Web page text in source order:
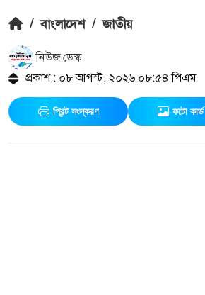
/ বাংলাদেশ / জাতীয়
নিউজ ডেস্ক
প্রকাশ : ০৮ আগস্ট, ২০২৬ ০৮:৫৪ পিএম
প্রিন্ট সংস্করণ ফটো কার্ড